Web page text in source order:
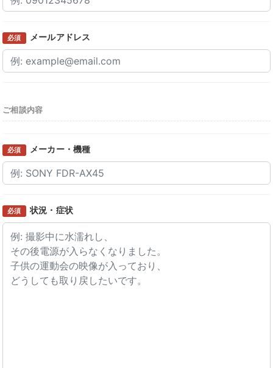
必須 メールアドレス
ご相談内容
必須 メーカー・機種
必須 状況・症状